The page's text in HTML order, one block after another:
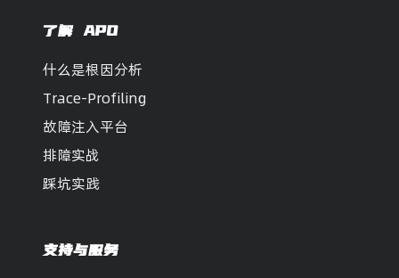
了解 APO
什么是根因分析
Trace-Profiling
故障注入平台
排障实战
踩坑实践
支持与服务